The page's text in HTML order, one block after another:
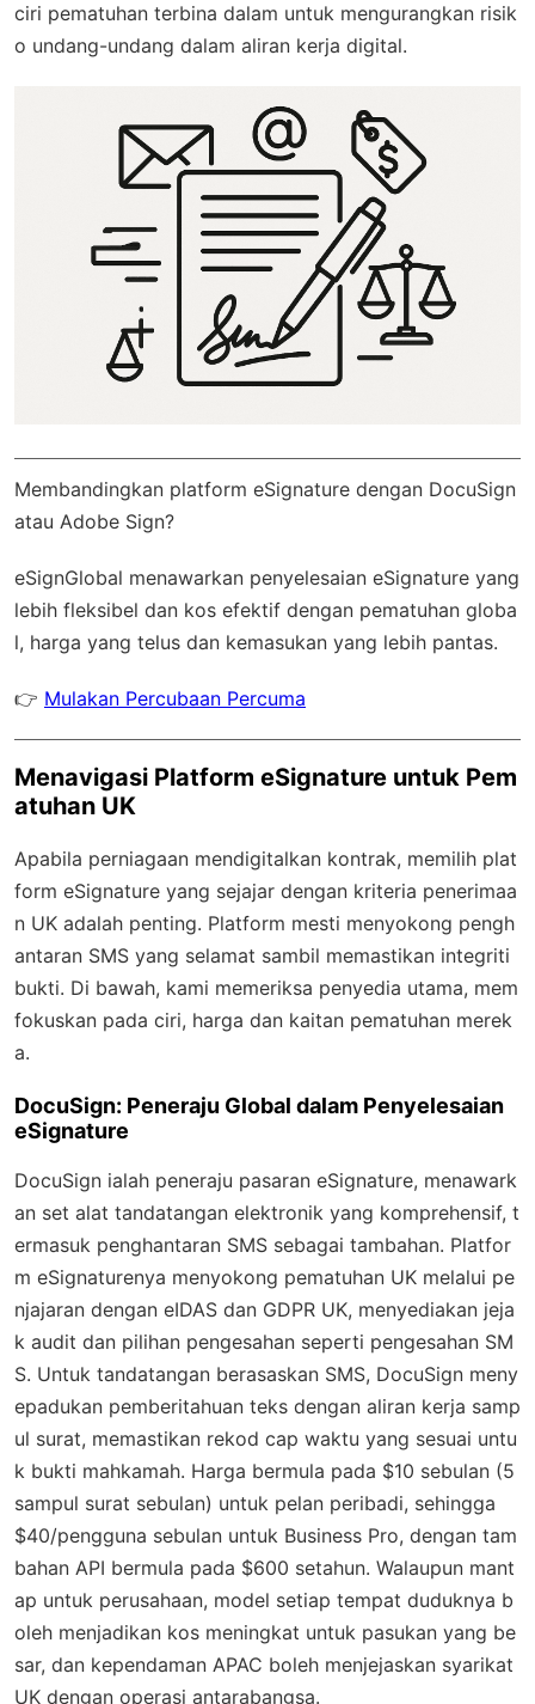
ciri pematuhan terbina dalam untuk mengurangkan risik
o undang-undang dalam aliran kerja digital.
Membandingkan platform eSignature dengan DocuSign
atau Adobe Sign?
eSignGlobal menawarkan penyelesaian eSignature yang
lebih fleksibel dan kos efektif dengan pematuhan globa
l, harga yang telus dan kemasukan yang lebih pantas.
👉 Mulakan Percubaan Percuma
Menavigasi Platform eSignature untuk Pem
atuhan UK
Apabila perniagaan mendigitalkan kontrak, memilih plat
form eSignature yang sejajar dengan kriteria penerimaa
n UK adalah penting. Platform mesti menyokong pengh
antaran SMS yang selamat sambil memastikan integriti
bukti. Di bawah, kami memeriksa penyedia utama, mem
fokuskan pada ciri, harga dan kaitan pematuhan merek
a.
DocuSign: Peneraju Global dalam Penyelesaian
eSignature
DocuSign ialah peneraju pasaran eSignature, menawark
an set alat tandatangan elektronik yang komprehensif, t
ermasuk penghantaran SMS sebagai tambahan. Platfor
m eSignaturenya menyokong pematuhan UK melalui pe
njajaran dengan eIDAS dan GDPR UK, menyediakan jeja
k audit dan pilihan pengesahan seperti pengesahan SM
S. Untuk tandatangan berasaskan SMS, DocuSign meny
epadukan pemberitahuan teks dengan aliran kerja samp
ul surat, memastikan rekod cap waktu yang sesuai untu
k bukti mahkamah. Harga bermula pada $10 sebulan (5
sampul surat sebulan) untuk pelan peribadi, sehingga
$40/pengguna sebulan untuk Business Pro, dengan tam
bahan API bermula pada $600 setahun. Walaupun mant
ap untuk perusahaan, model setiap tempat duduknya b
oleh menjadikan kos meningkat untuk pasukan yang be
sar, dan kependaman APAC boleh menjejaskan syarikat
UK dengan operasi antarabangsa.